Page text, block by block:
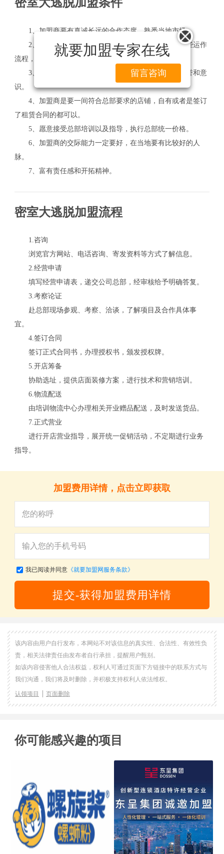
关
就要加盟专家在线
留言咨询
密室大逃脱加盟条件
1、加盟商要有真诚长远的合作态度，熟悉当地市场。
2、加盟商要有一定的相关经验，要能熟悉相关的一些运作
流程，并认同品牌的理念。
3、具有一定的资金实力和管理能力，拥有合格的商誉和意
识。
4、加盟商是要一间符合总部要求的店铺，自有或者是签订
了租赁合同的都可以。
5、愿意接受总部培训以及指导，执行总部统一价格。
6、加盟商的交际能力一定要好，在当地要有比较好的人
脉。
7、富有责任感和开拓精神。
密室大逃脱加盟流程
1.咨询
浏览官方网站、电话咨询、寄发资料等方式了解信息。
2.经营申请
填写经营申请表，递交公司总部，经审核给予明确答复。
3.考察论证
赴总部现场参观、考察、洽谈，了解项目及合作具体事
宜。
4.签订合同
签订正式合同书，办理授权书，颁发授权牌。
5.开店筹备
协助选址，提供店面装修方案，进行技术和营销培训。
6.物流配送
由培训物流中心办理相关开业赠品配送，及时发送货品。
7.正式营业
进行开店营业指导，展开统一促销活动，不定期进行业务
指导。
加盟费用详情，点击立即获取
我已阅读并同意《就要加盟网服务条款》
提交-获得加盟费用详情
该内容由用户自行发布，本网站不对该信息的真实性、合法性、有效性负
责，相关法律责任由发布者自行承担，提醒用户甄别。
如该内容侵害他人合法权益，权利人可通过页面下方链接中的联系方式与
我们沟通，我们将及时删除，并积极支持权利人依法维权。
认领项目 页面删除
你可能感兴趣的项目